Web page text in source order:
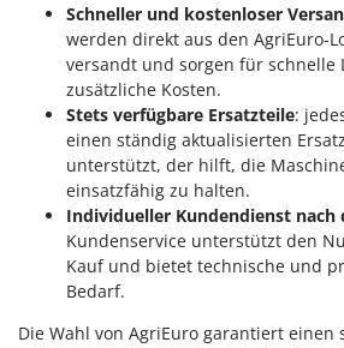
Schneller und kostenloser
werden direkt aus den AgriEuro-
versandt und sorgen für schnelle
zusätzliche Kosten.
Stets verfügbare Ersatzteile:
einen ständig aktualisierten
unterstützt, der hilft, die
einsatzfähig zu halten.
Individueller Kundendienst nach
Kundenservice unterstützt den
Kauf und bietet technische und
Bedarf.
Die Wahl von AgriEuro garantiert einen